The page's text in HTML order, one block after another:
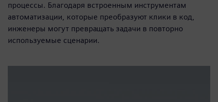
процессы. Благодаря встроенным инструментам
автоматизации, которые преобразуют клики в код,
инженеры могут превращать задачи в повторно
используемые сценарии.